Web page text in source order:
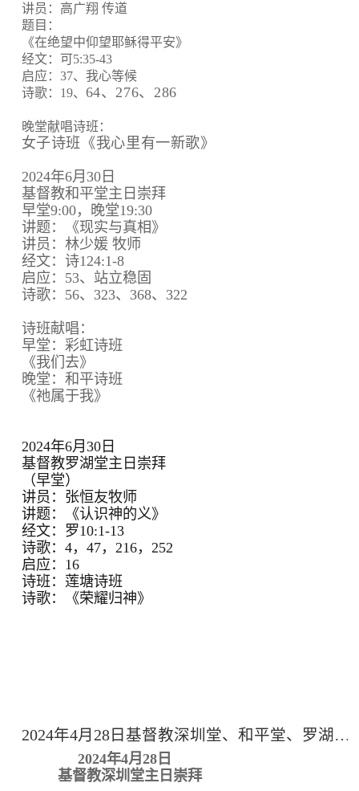
讲员：高广翔 传道
题目：
《在绝望中仰望耶稣得平安》
经文：可5:35-43
启应：37、我心等候
诗歌：19、 64、 276、 286
晚堂献唱诗班：
女子诗班《我心里有一新歌》
2024年6月30日
基督教和平堂主日崇拜
早堂9:00，晚堂19:30
讲题：《现实与真相》
讲员：林少媛 牧师
经文：诗124:1-8
启应：53、站立稳固
诗歌：56、323、368、322
诗班献唱：
早堂：彩虹诗班
《我们去》
晚堂：和平诗班
《祂属于我》
2024年6月30日
基督教罗湖堂主日崇拜
（早堂）
讲员：张恒友牧师
讲题：《认识神的义》
经文：罗10:1-13
诗歌：4，47，216，252
启应：16
诗班：莲塘诗班
诗歌：《荣耀归神》
2024年4月28日基督教深圳堂、和平堂、罗湖堂主日崇拜
2024年4月28日
基督教深圳堂主日崇拜